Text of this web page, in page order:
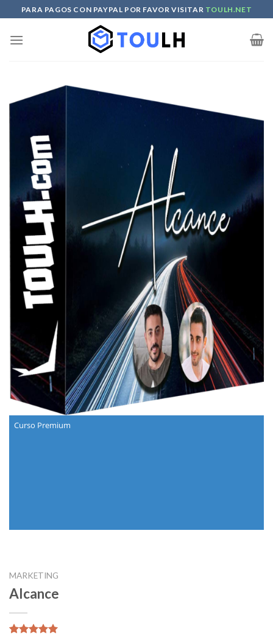
to
content
PARA PAGOS CON PAYPAL POR FAVOR VISITAR TOULH.NET
Curso Premium
MARKETING
Alcance